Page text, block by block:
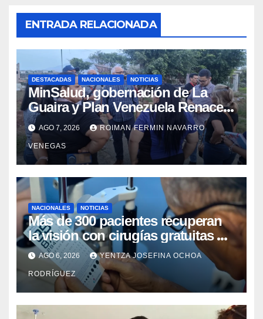
ENTRADA RELACIONADA
DESTACADAS NACIONALES NOTICIAS
MinSalud, gobernación de La
Guaira y Plan Venezuela Renace
iniciaron la rehabilitación integral
del Centro Psicofamiliar El Niño y
el Mar
AGO 7, 2026 ROIMAN FERMIN NAVARRO
VENEGAS
NACIONALES NOTICIAS
Más de 300 pacientes recuperan
la visión con cirugías gratuitas de
cataratas en Zulia
AGO 6, 2026 YENTZA JOSEFINA OCHOA
RODRÍGUEZ